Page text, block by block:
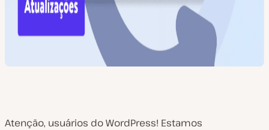
Atenção, usuários do WordPress! Estamos